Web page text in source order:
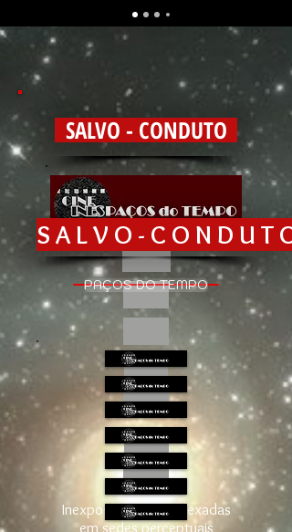
SALVO - CONDUTO
Inexposições cineindexadas
em sedes perceptuais
S A L V O - C O N D U T O
PAÇOS DO TEMPO